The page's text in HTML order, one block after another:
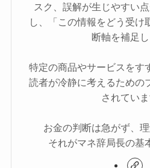
スク、誤解が生じやすい
し、「この情報をどう受け
断軸を補足し
特定の商品やサービスをす
読者が冷静に考えるための
されていま
お金の判断は急がず、理
それがマネ辞局長の基